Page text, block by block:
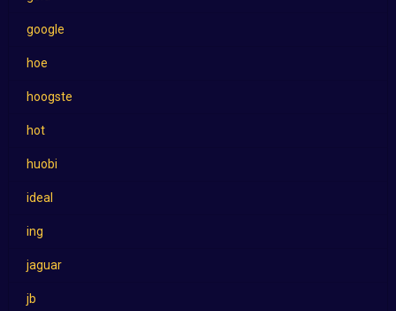
google
hoe
hoogste
hot
huobi
ideal
ing
jaguar
jb